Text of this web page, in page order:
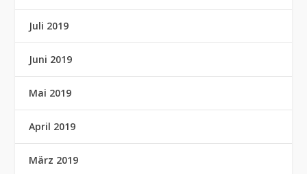
Juli 2019
Juni 2019
Mai 2019
April 2019
März 2019